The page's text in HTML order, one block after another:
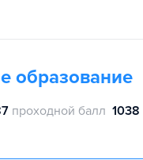
образование
проходной балл 1038